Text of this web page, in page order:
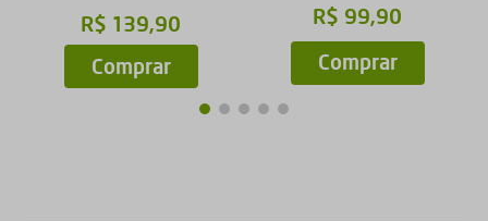
R$ 139,90
Comprar
R$ 99,90
Comprar